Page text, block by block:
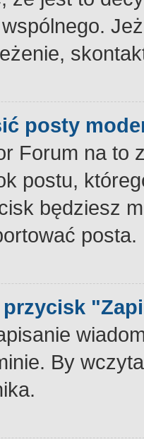
posty
Forum na to
postu,
będziesz
posta.
przycisk
By